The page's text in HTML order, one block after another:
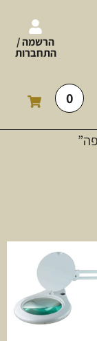
הרשמה /
התחברות
0